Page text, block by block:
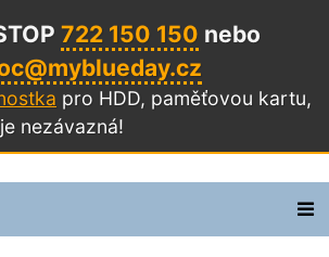
722 150 150 nebo
pro HDD, paměťovou kartu,
je nezávazná!